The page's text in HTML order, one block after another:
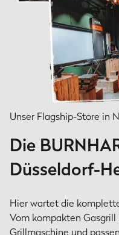
Unser Flagship-Store in
Die
Düsseldorf-
Hier wartet die
Vom kompakten